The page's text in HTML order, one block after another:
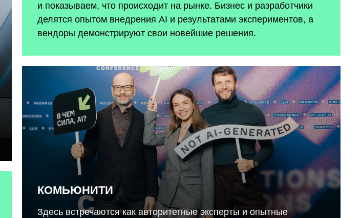
и показываем, что происходит на рынке. Бизнес и разработчики
делятся опытом внедрения AI и результатами экспериментов, а
вендоры демонстрируют свои новейшие решения.
КОМЬЮНИТИ
Здесь встречаются как авторитетные эксперты и опытные